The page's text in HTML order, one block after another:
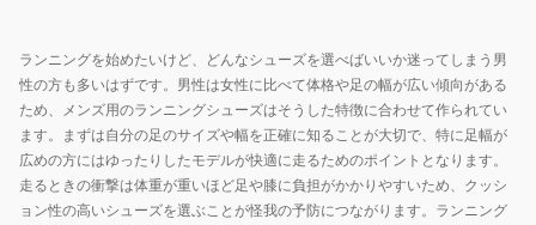
ク
33600202
ー
ズ
コ
ン
ズ
ラ
ー
ズ
コ
ン
ズ
ラ
ランニングを始めたいけど、どんなシューズを選べばいいか迷ってしまう男
性の方も多いはずです。男性は女性に比べて体格や足の幅が広い傾向がある
ため、メンズ用のランニングシューズはそうした特徴に合わせて作られてい
ます。まずは自分の足のサイズや幅を正確に知ることが大切で、特に足幅が
広めの方にはゆったりしたモデルが快適に走るためのポイントとなります。
走るときの衝撃は体重が重いほど足や膝に負担がかかりやすいため、クッシ
ョン性の高いシューズを選ぶことが怪我の予防につながります。ランニング